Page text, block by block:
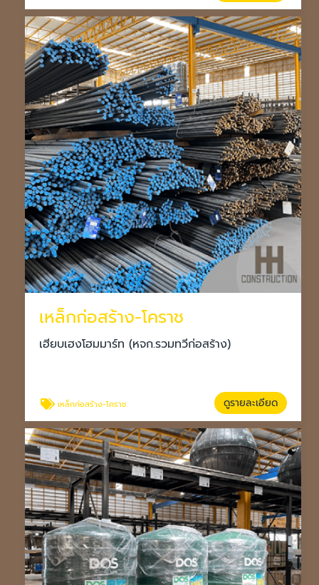
เหล็กก่อสร้าง-โคราช
เฮียบเฮงโฮมมาร์ท (หจก.รวมทวีก่อสร้าง)
เหล็กก่อสร้าง-โคราช ดูรายละเอียด